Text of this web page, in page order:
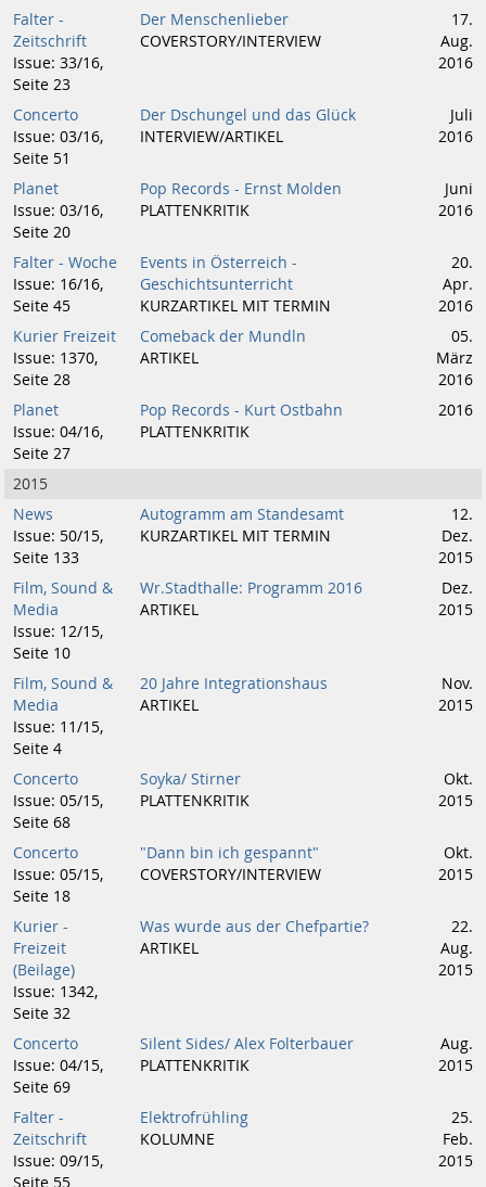
Falter -
Zeitschrift
Issue: 33/16,
Seite 23
Der Menschenlieber
COVERSTORY/INTERVIEW
17.
Aug.
2016
Concerto
Issue: 03/16,
Seite 51
Der Dschungel und das Glück
INTERVIEW/ARTIKEL
Juli
2016
Planet
Issue: 03/16,
Seite 20
Pop Records - Ernst Molden
PLATTENKRITIK
Juni
2016
Falter - Woche
Issue: 16/16,
Seite 45
Events in Österreich -
Geschichtsunterricht
KURZARTIKEL MIT TERMIN
20.
Apr.
2016
Kurier Freizeit
Issue: 1370,
Seite 28
Comeback der Mundln
ARTIKEL
05.
März
2016
Planet
Issue: 04/16,
Seite 27
Pop Records - Kurt Ostbahn
PLATTENKRITIK
2016
2015
News
Issue: 50/15,
Seite 133
Autogramm am Standesamt
KURZARTIKEL MIT TERMIN
12.
Dez.
2015
Film, Sound &
Media
Issue: 12/15,
Seite 10
Wr.Stadthalle: Programm 2016
ARTIKEL
Dez.
2015
Film, Sound &
Media
Issue: 11/15,
Seite 4
20 Jahre Integrationshaus
ARTIKEL
Nov.
2015
Concerto
Issue: 05/15,
Seite 68
Soyka/ Stirner
PLATTENKRITIK
Okt.
2015
Concerto
Issue: 05/15,
Seite 18
"Dann bin ich gespannt"
COVERSTORY/INTERVIEW
Okt.
2015
Kurier -
Freizeit
(Beilage)
Issue: 1342,
Seite 32
Was wurde aus der Chefpartie?
ARTIKEL
22.
Aug.
2015
Concerto
Issue: 04/15,
Seite 69
Silent Sides/ Alex Folterbauer
PLATTENKRITIK
Aug.
2015
Falter -
Zeitschrift
Issue: 09/15,
Seite 55
Elektrofrühling
KOLUMNE
25.
Feb.
2015